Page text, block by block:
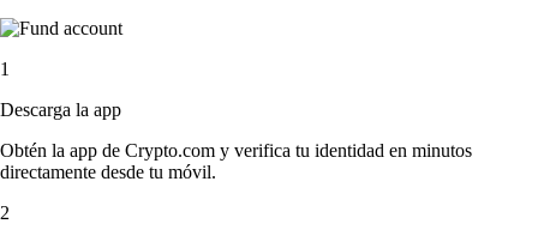
1
Descarga la app
Obtén la app de Crypto.com y verifica tu identidad en minutos
directamente desde tu móvil.
2